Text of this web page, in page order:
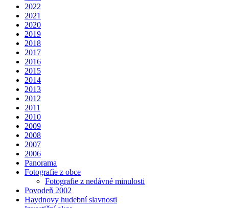
2022
2021
2020
2019
2018
2017
2016
2015
2014
2013
2012
2011
2010
2009
2008
2007
2006
Panorama
Fotografie z obce
Fotografie z nedávné minulosti
Povodeň 2002
Haydnovy hudební slavnosti